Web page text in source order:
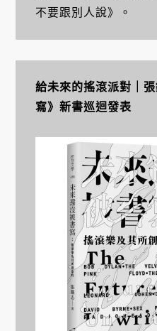
不要跟別人說》。
給未來的搖滾派對｜
寫》新書巡迴發表